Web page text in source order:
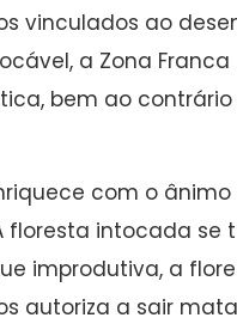
vinculados ao
a Zona
bem ao
com o
floresta intocada se
improdutiva, a
autoriza a sair